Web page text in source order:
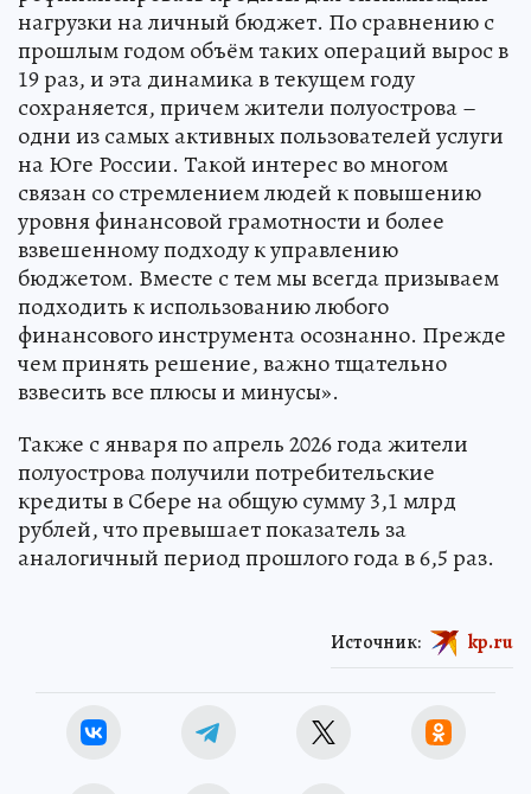
нагрузки на личный бюджет. По сравнению с
прошлым годом объём таких операций вырос в
19 раз, и эта динамика в текущем году
сохраняется, причем жители полуострова –
одни из самых активных пользователей услуги
на Юге России. Такой интерес во многом
связан со стремлением людей к повышению
уровня финансовой грамотности и более
взвешенному подходу к управлению
бюджетом. Вместе с тем мы всегда призываем
подходить к использованию любого
финансового инструмента осознанно. Прежде
чем принять решение, важно тщательно
взвесить все плюсы и минусы».
Также с января по апрель 2026 года жители
полуострова получили потребительские
кредиты в Сбере на общую сумму 3,1 млрд
рублей, что превышает показатель за
аналогичный период прошлого года в 6,5 раз.
Источник: kp.ru